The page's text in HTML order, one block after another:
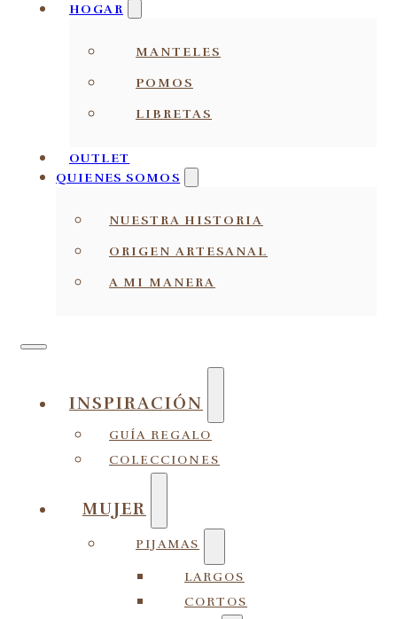
HOGAR
MANTELES
POMOS
LIBRETAS
OUTLET
QUIENES SOMOS
NUESTRA HISTORIA
ORIGEN ARTESANAL
A MI MANERA
INSPIRACIÓN
GUÍA REGALO
COLECCIONES
MUJER
PIJAMAS
LARGOS
CORTOS